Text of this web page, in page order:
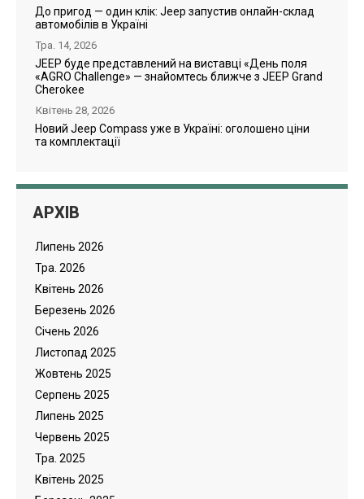
До пригод — один клік: Jeep запустив онлайн-склад
автомобілів в Україні
Тра. 14, 2026
JEEP буде представлений на виставці «День поля
«AGRO Challenge» — знайомтесь ближче з JEEP Grand
Cherokee
Квітень 28, 2026
Новий Jeep Compass уже в Україні: оголошено ціни
та комплектації
АРХІВ
Липень 2026
Тра. 2026
Квітень 2026
Березень 2026
Cічень 2026
Листопад 2025
Жовтень 2025
Серпень 2025
Липень 2025
Червень 2025
Тра. 2025
Квітень 2025